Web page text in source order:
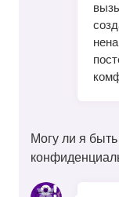
Могу ли я